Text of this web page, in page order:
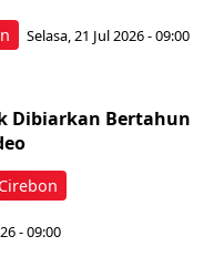
Selasa, 21 Jul 2026 - 09:00
Dibiarkan Bertahun
- 09:00